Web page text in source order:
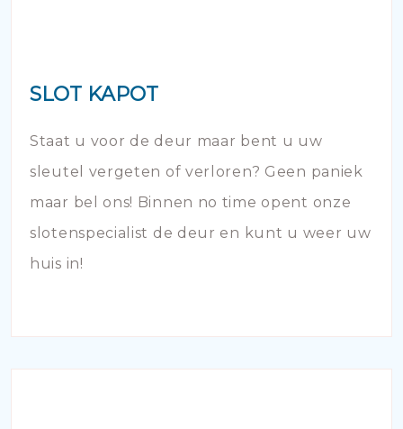
SLOT KAPOT
Staat u voor de deur maar bent u uw
sleutel vergeten of verloren? Geen paniek
maar bel ons! Binnen no time opent onze
slotenspecialist de deur en kunt u weer uw
huis in!